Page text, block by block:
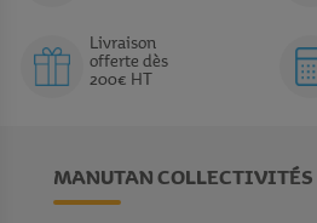
Livraison
offerte dès
200€ HT
MANUTAN COLLECTIVITÉS